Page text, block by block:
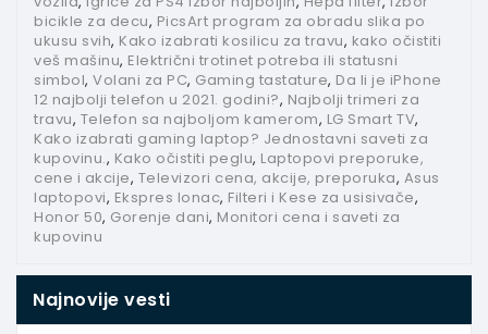
bicikle za decu, PicsArt program za obradu slika po
ukusu svih, Kako izabrati kosilicu za travu, kako očistiti
veš mašinu, Električni trotinet potreba ili statusni
simbol, Volani za PC, Gaming tastature, Da li je iPhone
12 najbolji telefon u 2021. godini?, Najbolji trimeri za
travu, Telefon sa najboljom kamerom, LG Smart TV,
Kako izabrati gaming laptop? Jednostavni saveti za
kupovinu., Kako očistiti peglu, Laptopovi preporuke,
cene i akcije, Televizori cena, akcije, preporuka, Asus
laptopovi, Ekspres lonac, Filteri i Kese za usisivače,
Honor 50, Gorenje dani, Monitori cena i saveti za
kupovinu
Najnovije vesti